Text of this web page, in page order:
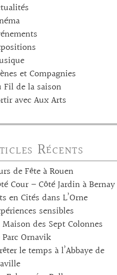
et Compagnies
Fil de la saison
avec Aux Arts
Récents
de Fête à Rouen
Cour – Côté Jardin à Bernay
en Cités dans L’Orne
sensibles
Maison des Sept Colonnes
Parc Ornavik
le temps à l’Abbaye de